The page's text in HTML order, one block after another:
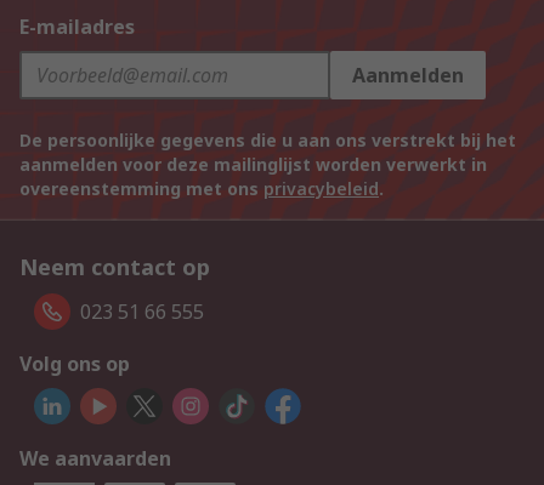
E-mailadres
Aanmelden
De persoonlijke gegevens die u aan ons verstrekt bij het
aanmelden voor deze mailinglijst worden verwerkt in
overeenstemming met ons privacybeleid.
Neem contact op
023 51 66 555
Volg ons op
We aanvaarden